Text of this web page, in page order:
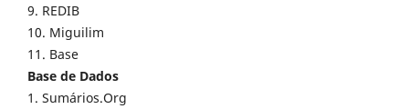
9. REDIB
10. Miguilim
11. Base
Base de Dados
1. Sumários.Org